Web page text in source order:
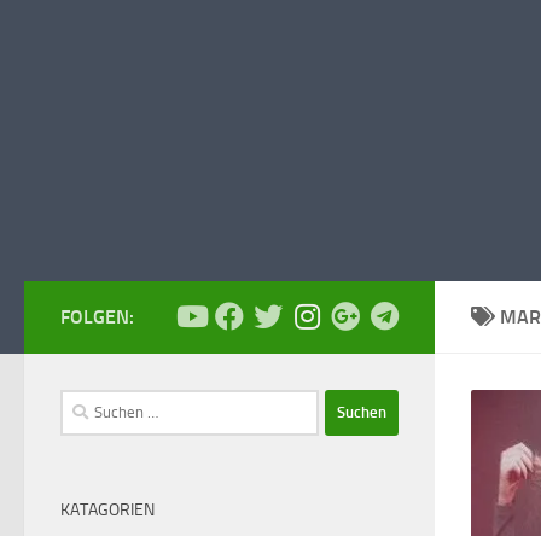
FOLGEN:
Suchen
nach:
KATAGORIEN